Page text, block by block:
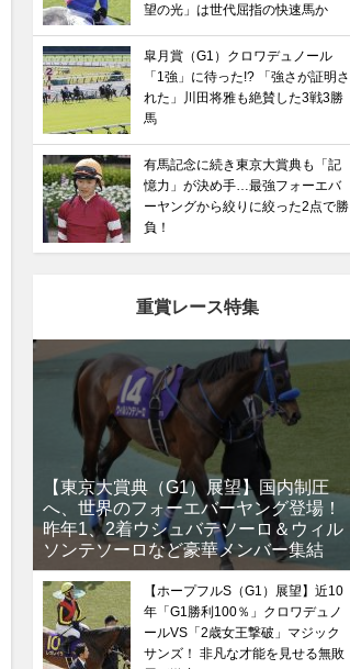
望の光」は世代屈指の快速馬か
皐月賞（G1）クロワデュノール
「1強」に待った!? 「強さが証明さ
れた」川田将雅も絶賛した3戦3勝
馬
有馬記念に続き東京大賞典も「記
憶力」が決め手…最強フォーエバ
ーヤングから絞りに絞った2点で勝
負！
重賞レース特集
【東京大賞典（G1）展望】国内制圧
へ、世界のフォーエバーヤング登場！
昨年1、2着ウシュバテソーロ＆ウィル
ソンテソーロなど豪華メンバー集結
【ホープフルS（G1）展望】近10
年「G1勝利100％」クロワデュノ
ールVS「2歳女王撃破」マジック
サンズ！ 非凡な才能を見せる無敗